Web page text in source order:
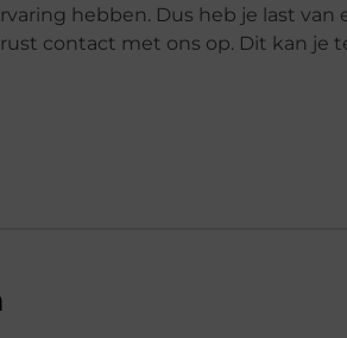
hebben. Dus heb je last van
contact met ons op. Dit kan je